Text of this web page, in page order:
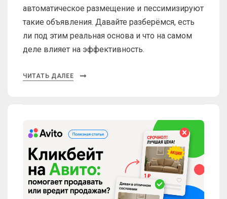
автоматическое размещение и пессимизируют
такие объявления. Давайте разберёмся, есть
ли под этим реальная основа и что на самом
деле влияет на эффективность.
ЧИТАТЬ ДАЛЕЕ